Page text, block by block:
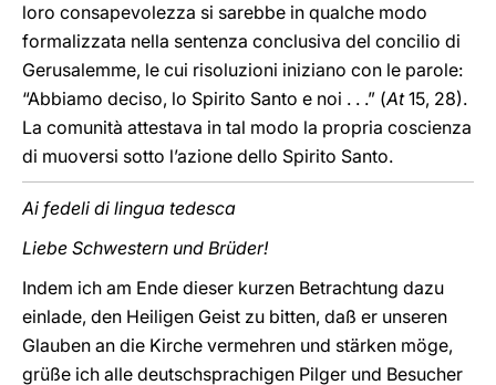
loro consapevolezza si sarebbe in qualche modo
formalizzata nella sentenza conclusiva del concilio di
Gerusalemme, le cui risoluzioni iniziano con le parole:
“Abbiamo deciso, lo Spirito Santo e noi . . .” (At15, 28).
La comunità attestava in tal modo la propria coscienza
di muoversi sotto l’azione dello Spirito Santo.
Ai fedeli di lingua tedesca
Liebe Schwestern und Brüder!
Indem ich am Ende dieser kurzen Betrachtung dazu
einlade, den Heiligen Geist zu bitten, daß er unseren
Glauben an die Kirche vermehren und stärken möge,
grüße ich alle deutschsprachigen Pilger und Besucher